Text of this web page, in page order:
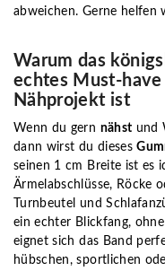
abweichen. Gerne helfen
Warum das
echtes Must-
Nähprojekt ist
Wenn du gern nähst und
dann wirst du dieses
seinen 1 cm Breite ist es
Ärmelabschlüsse, Röcke
Turnbeutel und
ein echter Blickfang,
eignet sich das Band
hübschen, sportlichen